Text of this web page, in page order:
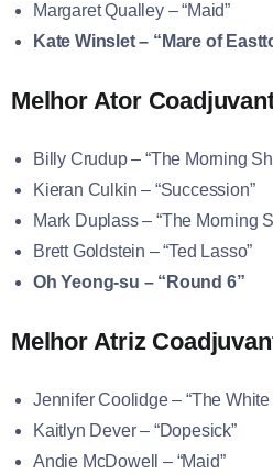
Margaret Qualley – “Maid”
Kate Winslet – “Mare of
Melhor Ator
Billy Crudup – “The Morning
Kieran Culkin – “Succession”
Mark Duplass – “The Morning
Brett Goldstein – “Ted Lasso”
Oh Yeong-su – “Round 6”
Melhor Atriz
Jennifer Coolidge – “The White
Kaitlyn Dever – “Dopesick”
Andie McDowell – “Maid”